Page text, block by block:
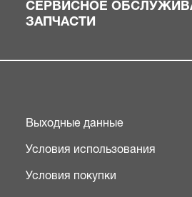
СЕРВИСНОЕ
ЗАПЧАСТИ
Выходные данные
Условия использования
Условия покупки